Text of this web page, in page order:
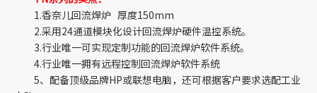
1.香奈儿回流焊炉 厚度150mm
2.采用24通道模块化设计回流焊炉硬件温控系统。
3.行业唯一可实现定制功能的回流焊炉软件系统。
4.行业唯一拥有远程控制回流焊炉软件系统
5、配备顶级品牌HP或联想电脑，还可根据客户要求选配工业